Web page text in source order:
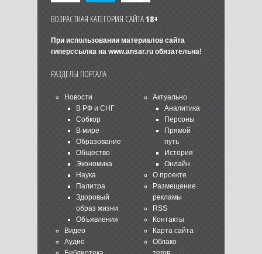
ВОЗРАСТНАЯ КАТЕГОРИЯ САЙТА18+
При использовании материалов сайта
гиперссылка на www.ansar.ruобязательна!
РАЗДЕЛЫ ПОРТАЛА
Новости
В РФ и СНГ
Собкор
В мире
Образование
Общество
Экономика
Наука
Палитра
Здоровый
образ жизни
Объявления
Видео
Аудио
Актуально
Аналитика
Персоны
Прямой
путь
История
Онлайн
О проекте
Размещение
рекламы
RSS
Контакты
Карта сайта
Облако